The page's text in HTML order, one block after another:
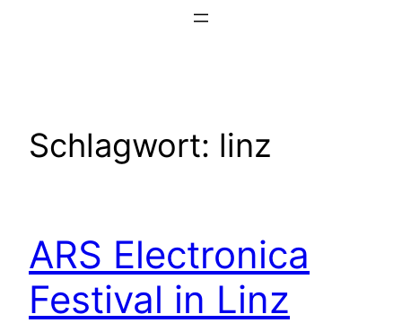
Schlagwort: linz
ARS Electronica
Festival in Linz